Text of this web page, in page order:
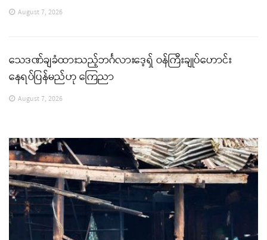
August 7, 2026
သေဒဏ်ချခံထားသည့်ဘင်္ဂလားဒေ့ရှ် ဝန်ကြီးချုပ်ဟောင်း
နေရပ်ပြန်မည်ဟု ကြေညာ
August 7, 2026